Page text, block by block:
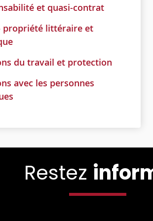
et quasi-contrat
propriété littéraire et
du travail et protection
avec les personnes
Restez